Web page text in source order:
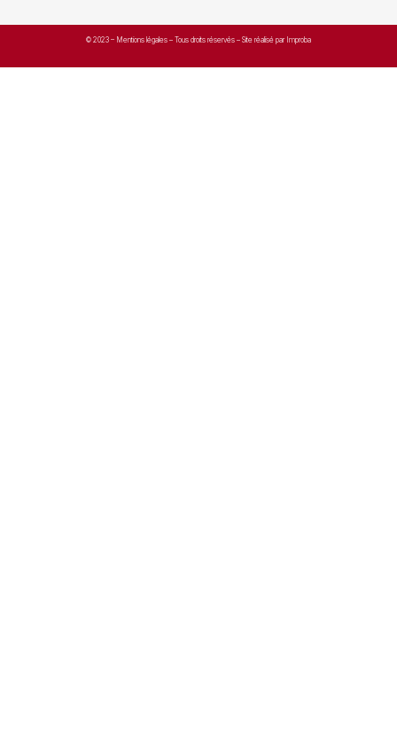
© 2023 – Mentions légales – Tous droits réservés – Site réalisé par Improba